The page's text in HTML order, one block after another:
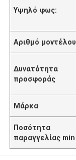
Υψηλό φως:
Αριθμό μοντέλου
Δυνατότητα
προσφοράς
Μάρκα
Ποσότητα
παραγγελίας min